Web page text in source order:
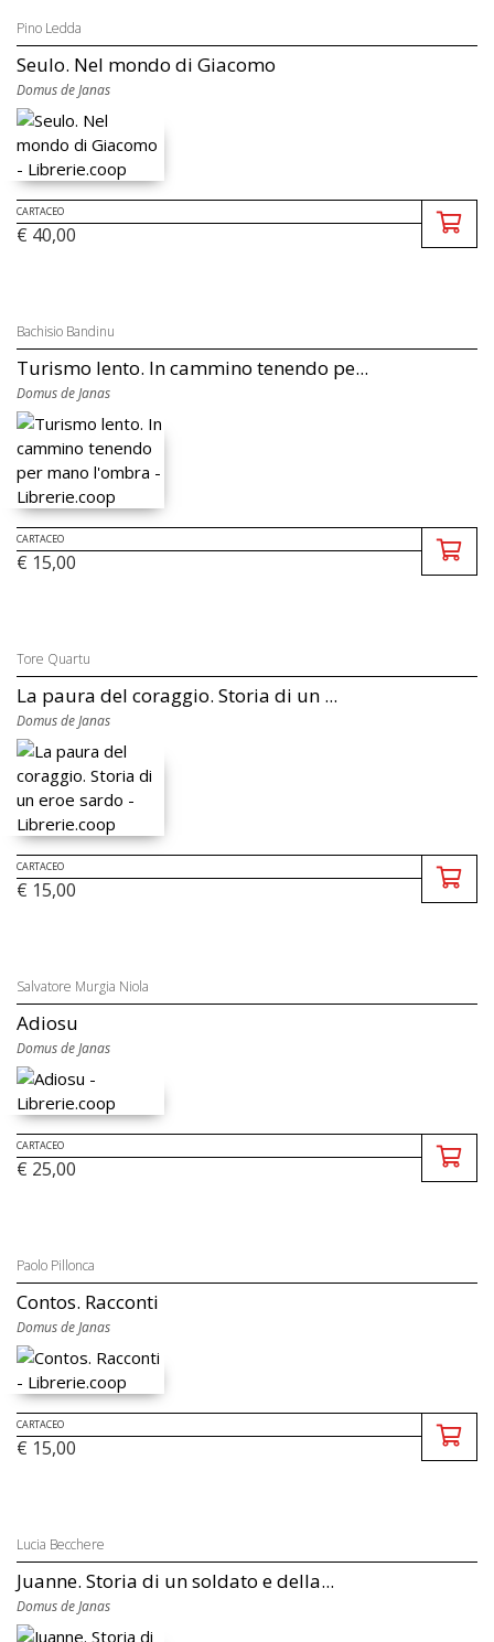
Pino Ledda
Seulo. Nel mondo di Giacomo
Domus de Janas
CARTACEO
€ 40,00
Bachisio Bandinu
Turismo lento. In cammino tenendo pe...
Domus de Janas
CARTACEO
€ 15,00
Tore Quartu
La paura del coraggio. Storia di un ...
Domus de Janas
CARTACEO
€ 15,00
Salvatore Murgia Niola
Adiosu
Domus de Janas
CARTACEO
€ 25,00
Paolo Pillonca
Contos. Racconti
Domus de Janas
CARTACEO
€ 15,00
Lucia Becchere
Juanne. Storia di un soldato e della...
Domus de Janas